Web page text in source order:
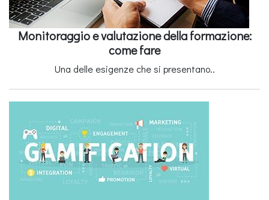
Monitoraggio e valutazione della formazione:
come fare
Una delle esigenze che si presentano..